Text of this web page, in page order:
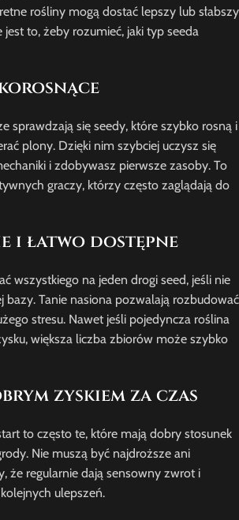
rośliny mogą dostać lepszy lub słabszy
jest to, żeby rozumieć, jaki typ seeda
sprawdzają się seedy, które szybko rosną i
plony. Dzięki nim szybciej uczysz się
i zdobywasz pierwsze zasoby. To
graczy, którzy często zaglądają do
i łatwo dostępne
wszystkiego na jeden drogi seed, jeśli nie
bazy. Tanie nasiona pozwalają rozbudować
stresu. Nawet jeśli pojedyncza roślina
większa liczba zbiorów może szybko
zyskiem za czas
to często te, które mają dobry stosunek
Nie muszą być najdroższe ani
że regularnie dają sensowny zwrot i
ulepszeń.